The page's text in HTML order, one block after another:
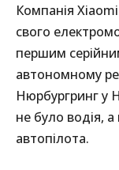
Компанія
свого
першим
автономному
Нюрбургринг у
не було водія, а
автопілота.